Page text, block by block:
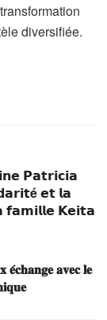
diversifiée.
𝗣𝗮𝘁𝗿𝗶𝗰𝗶𝗮
𝗲𝘁 𝗹𝗮
𝗞𝗲𝗶𝘁𝗮
𝐞́𝐜𝐡𝐚𝐧𝐠𝐞 𝐚𝐯𝐞𝐜 𝐥𝐞